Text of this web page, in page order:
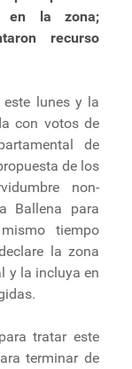
en la zona;
recurso
lunes y la
con votos de
de
de los
non-
Ballena para
tiempo
la zona
y la incluya en
tratar este
terminar de